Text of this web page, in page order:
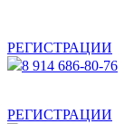
РЕГИСТРАЦИИ
8 914 686-80-76
РЕГИСТРАЦИИ